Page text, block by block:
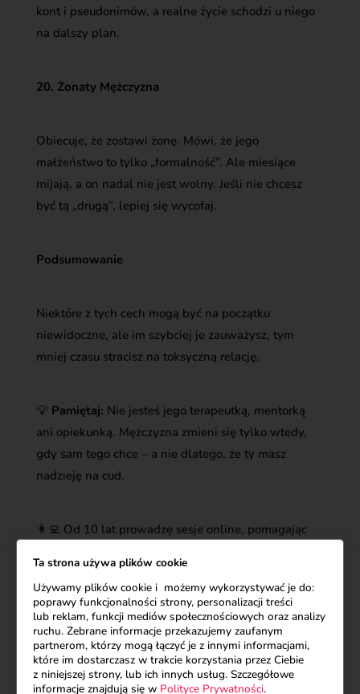
kont i pseudonimów, a realne życie schodzi u niego
na dalszy plan.
20. Żonaty Mężczyzna
Obiecuje, że zostawi żonę. Mówi, że jego
małżeństwo to tylko „formalność”. Ale miesiące
mijają, a on nadal nie jest wolny. Jeśli nie chcesz
być tą „drugą”, lepiej się wycofaj.
Podsumowanie
Niektóre z tych cech mogą być na początku
niewidoczne, ale im szybciej je zauważysz, tym
mniej czasu stracisz na toksyczną relację.
💡 Pamiętaj: Nie jesteś jego terapeutką, mentorką
ani opiekunką. Mężczyzna zmieni się tylko wtedy,
gdy sam tego chce – a nie dlatego, że ty masz
nadzieję na cud.
👩‍💻 Od 10 lat prowadzę sesje online, pomagając
omówić swoją sytuację – skontaktuj się ze mną.
Zapraszam na sesje online
https://krzysztofjankowski.com.pl/konsultacja-
online/
Ta strona używa plików cookie
Używamy plików cookie i możemy wykorzystywać je do:
poprawy funkcjonalności strony, personalizacji treści
lub reklam, funkcji mediów społecznościowych oraz analizy
ruchu. Zebrane informacje przekazujemy zaufanym
partnerom, którzy mogą łączyć je z innymi informacjami,
które im dostarczasz w trakcie korzystania przez Ciebie
z niniejszej strony, lub ich innych usług. Szczegółowe
informacje znajdują się w Polityce Prywatności.